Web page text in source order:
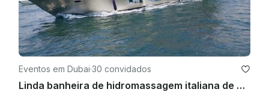
Eventos em Dubai·30 convidados
Linda banheira de hidromassagem italiana de 88 pés, a melhor oferta na Marina de Dubai